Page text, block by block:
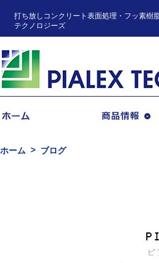
打ち放しコンクリート表面処理・フッ素樹
テクノロジーズ
ホーム ブログ